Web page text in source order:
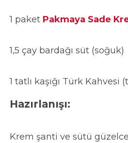
1 paket Pakmaya Sade
1,5 çay bardağı süt (soğuk)
1 tatlı kaşığı Türk Kahvesi
Hazırlanışı:
Krem şanti ve sütü güzelce